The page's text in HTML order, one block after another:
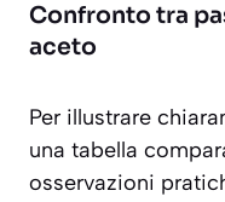
Confronto tra
aceto
Per illustrare
una tabella
osservazioni